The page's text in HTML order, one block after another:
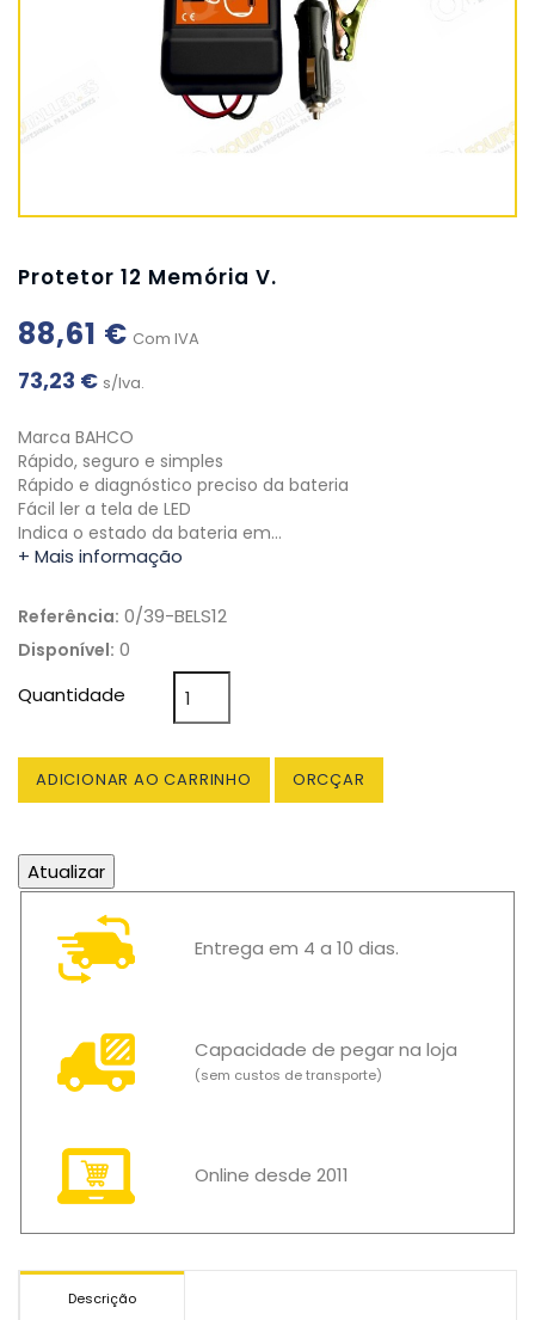
Protetor 12 Memória V.
88,61 € Com IVA
73,23 € s/Iva.
Marca BAHCO
Rápido, seguro e simples
Rápido e diagnóstico preciso da bateria
Fácil ler a tela de LED
Indica o estado da bateria em…
+ Mais informação
Referência: 0/39-BELS12
Disponível: 0
Quantidade
ADICIONAR AO CARRINHO ORCÇAR
Entrega em 4 a 10 dias.
Capacidade de pegar na loja
(sem custos de transporte)
Online desde 2011
Descrição